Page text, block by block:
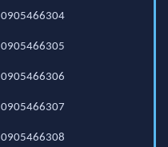
0905466304
0905466305
0905466306
0905466307
0905466308